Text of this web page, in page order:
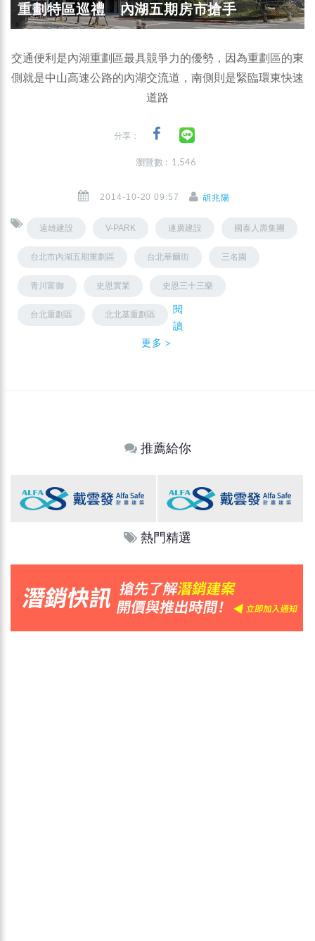
重劃特區巡禮 內湖五期房市搶手
交通便利是內湖重劃區最具競爭力的優勢，因為重劃區的東
側就是中山高速公路的內湖交流道，南側則是緊臨環東快速
道路
分享：
瀏覽數 : 1,546
2014-10-20 09:57 胡兆陽
遠雄建設 V-PARK 連廣建設 國泰人壽集團
台北市內湖五期重劃區 台北華爾街 三名園
青川富御 史恩實業 史恩三十三樂
台北重劃區 北北基重劃區
閱
讀
更多＞
推薦給你
熱門精選